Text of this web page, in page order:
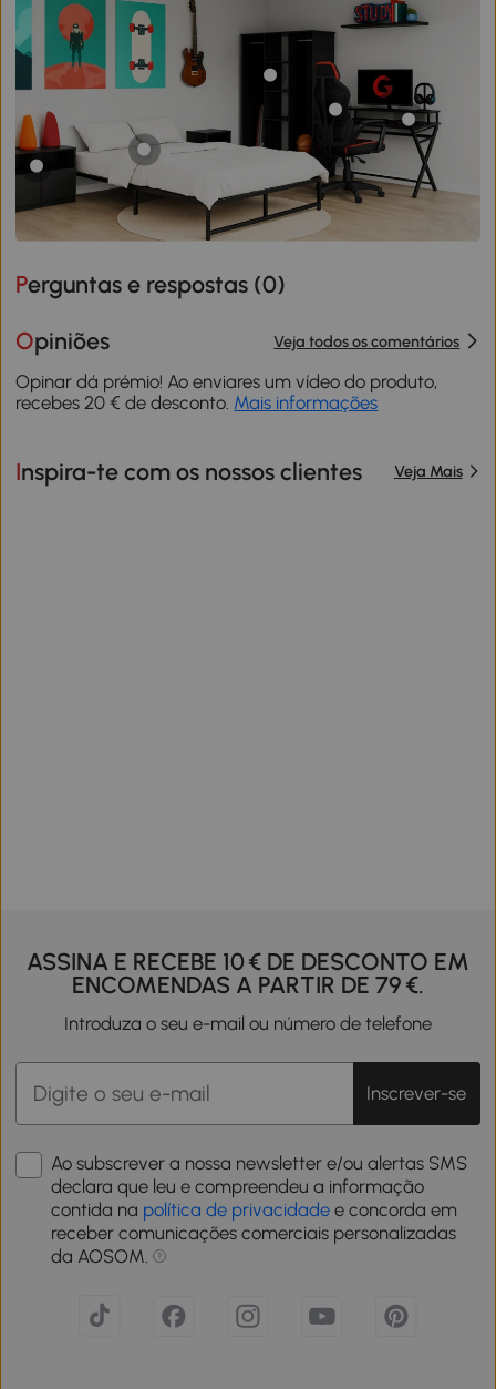
Perguntas e respostas (0)
Opiniões Veja todos os comentários
Opinar dá prémio! Ao enviares um vídeo do produto,
recebes 20 € de desconto. Mais informações
Inspira-te com os nossos clientes Veja Mais
ASSINA E RECEBE 10 € DE DESCONTO EM
ENCOMENDAS A PARTIR DE 79 €.
Introduza o seu e-mail ou número de telefone
Inscrever-se
Ao subscrever a nossa newsletter e/ou alertas SMS
declara que leu e compreendeu a informação
contida na política de privacidade e concorda em
receber comunicações comerciais personalizadas
da AOSOM.